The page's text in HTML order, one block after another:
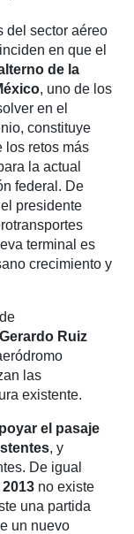
del sector aéreo
en que el
de la
, uno de los
en el
constituye
los retos más
la actual
federal. De
presidente
terminal es
crecimiento y
Gerardo Ruiz
las
existente.
el pasaje
, y
De igual
no existe
una partida
un nuevo